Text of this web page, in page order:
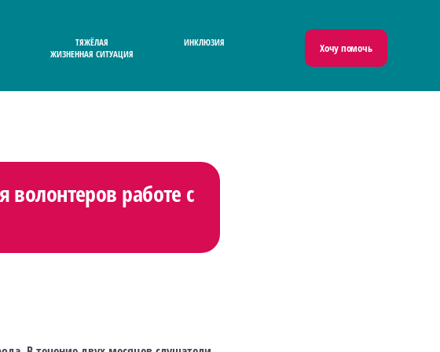
ТЯЖЁЛАЯ
ЖИЗНЕННАЯ СИТУАЦИЯ
ИНКЛЮЗИЯ Хочу помочь
волонтеров работе с